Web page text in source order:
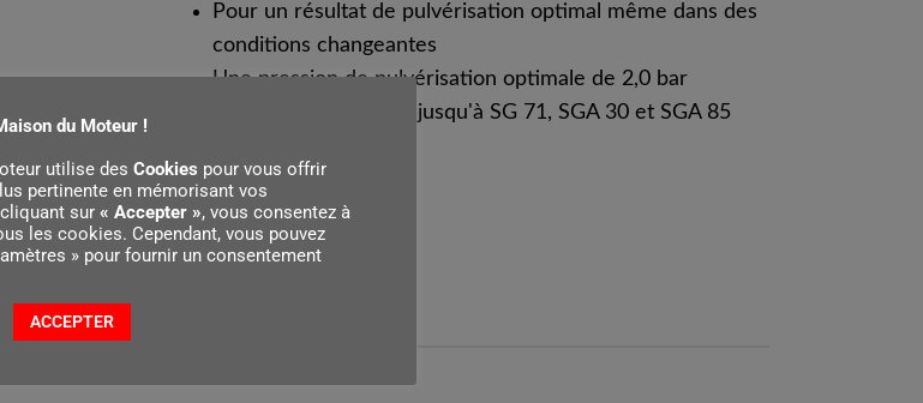
Pour un résultat de pulvérisation optimal même dans des
conditions changeantes
Une pression de pulvérisation optimale de 2,0 bar
Convient pour SG 21 jusqu'à SG 71, SGA 30 et SGA 85
du Moteur !
utilise des Cookies pour vous offrir
pertinente en mémorisant vos
sur « Accepter », vous consentez à
les cookies. Cependant, vous pouvez
» pour fournir un consentement
ACCEPTER